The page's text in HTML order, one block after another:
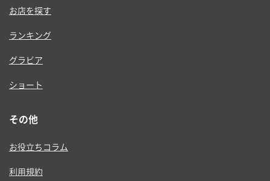
お店を探す
ランキング
グラビア
ショート
その他
お役立ちコラム
利用規約